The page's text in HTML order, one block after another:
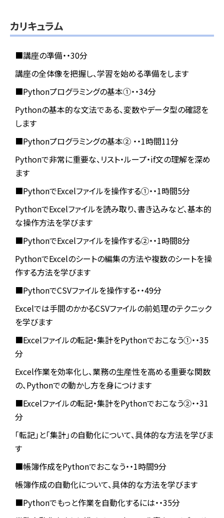
カリキュラム
■講座の準備・・30分
講座の全体像を把握し、学習を始める準備をします
■Pythonプログラミングの基本①・・34分
Pythonの基本的な文法である、変数やデータ型の確認を
します
■Pythonプログラミングの基本② ・・1時間11分
Pythonで非常に重要な、リスト・ループ・if文の理解を深め
ます
■PythonでExcelファイルを操作する①・・1時間5分
PythonでExcelファイルを読み取り、書き込みなど、基本的
な操作方法を学びます
■PythonでExcelファイルを操作する②・・1時間8分
PythonでExcelのシートの編集の方法や複数のシートを操
作する方法を学びます
■PythonでCSVファイルを操作する・・49分
Excelでは手間のかかるCSVファイルの前処理のテクニック
を学びます
■Excelファイルの転記・集計をPythonでおこなう①・・35
分
Excel作業を効率化し、業務の生産性を高める重要な関数
の、Pythonでの動かし方を身につけます
■Excelファイルの転記・集計をPythonでおこなう②・・31
分
「転記」と「集計」の自動化について、具体的な方法を学びま
す
■帳簿作成をPythonでおこなう・・1時間9分
帳簿作成の自動化について、具体的な方法を学びます
■Pythonでもっと作業を自動化するには・・35分